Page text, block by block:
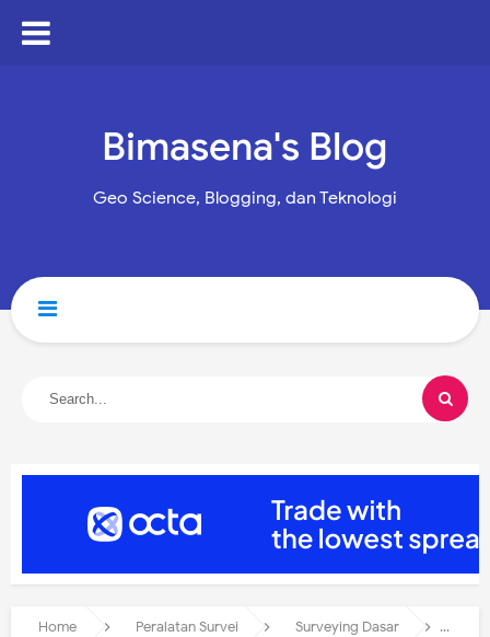
Bimasena's Blog
Geo Science, Blogging, dan Teknologi
Home Peralatan Survei Surveying Dasar